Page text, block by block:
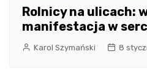
Rolnicy na ulicach:
manifestacja w
Karol Szymański 8